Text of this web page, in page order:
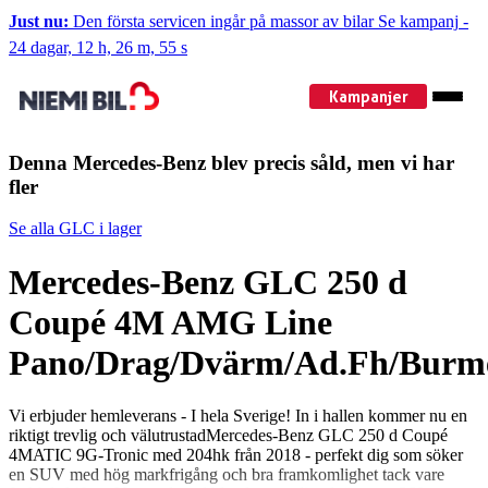
Just nu: Den första servicen ingår på massor av bilar Se kampanj -
24 dagar, 12 h, 26 m, 54 s
Kampanjer
Denna Mercedes-Benz blev precis såld, men vi har
fler
Se alla GLC i lager
Mercedes-Benz GLC 250 d
Coupé 4M AMG Line
Pano/Drag/Dvärm/Ad.Fh/
Vi erbjuder hemleverans - I hela Sverige! In i hallen kommer nu en
riktigt trevlig och välutrustadMercedes-Benz GLC 250 d Coupé
4MATIC 9G-Tronic med 204hk från 2018 - perfekt dig som söker
en SUV med hög markfrigång och bra framkomlighet tack vare